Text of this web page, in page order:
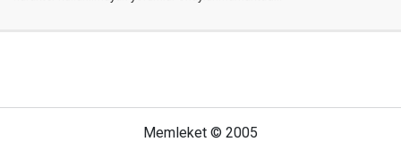
Memleket © 2005